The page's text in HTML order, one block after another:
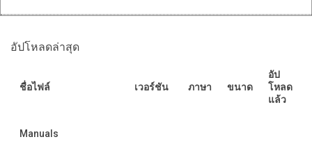
ภาษา/ภูมิภาค
อัปโหลดล่าสุด
ชื่อไฟล์ เวอร์ชัน ภาษา ขนาด
อัป
โหลด
แล้ว
Manuals